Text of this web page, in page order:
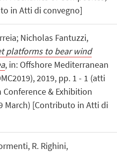
in Atti di convegno]
Nicholas Fantuzzi,
platforms to bear wind
, in: Offshore Mediterranean
2019, pp. 1 - 1 (atti
& Exhibition
March) [Contributo in Atti di
R. Righini,